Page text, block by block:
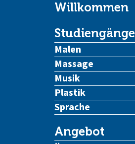
Willkommen
Studiengänge
Malen
Massage
Musik
Plastik
Sprache
Angebot